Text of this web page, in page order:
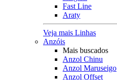
Fast Line
Araty
Veja mais Linhas
Anzóis
Mais buscados
Anzol Chinu
Anzol Maruseigo
Anzol Offset